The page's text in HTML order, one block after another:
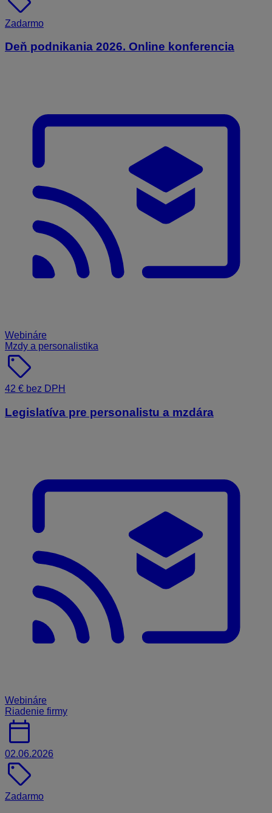
Zadarmo
Deň podnikania 2026. Online konferencia
Webináre
Mzdy a personalistika
sell
42 € bez DPH
Legislatíva pre personalistu a mzdára
Webináre
Riadenie firmy
calendar_today
02.06.2026
sell
Zadarmo